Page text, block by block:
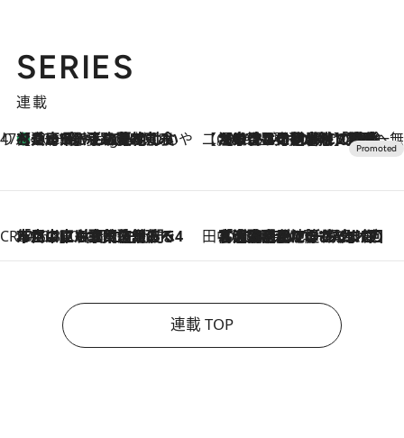
SERIES
連載
47都道府県の手みやげ ひんやりスイーツで夏を満喫
10 Hours Ago
【兵庫県】この夏絶対食べたい 冷やしておいしいおやつ3選 淡路島の恵みをジェラートに集約 【CREA×星野リゾート】唯一無二。癒しと発見が待つ場所へ
2026.8.7
【トンボの足水浴】ヒノキの香りに包まれて涼感マックス！約13℃の湧水かけ流しを避暑地「星野温泉 トンボの湯」で体験
CREA'S CHOICE
2026.8.7
「立川にも歌舞伎があるんだよ」 片岡仁左衛門・市川中車ら豪華座組みで4年目の立川立飛歌舞伎へ 田中稲の勝手に再ブーム
2026.8.7
「湘南乃風に憧れて」観客大盛上がりの“タオル回し”に、ラッパー顔負けの高速歌唱まで…さだまさし（74）のアグレッシブすぎる現在地
連載 TOP